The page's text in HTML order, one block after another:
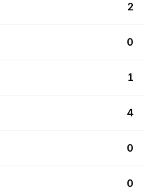
2
0
1
4
0
0